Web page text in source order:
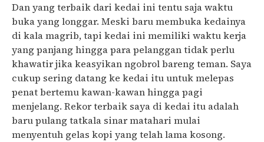
Dan yang terbaik dari kedai ini tentu saja waktu
buka yang longgar. Meski baru membuka kedainya
di kala magrib, tapi kedai ini memiliki waktu kerja
yang panjang hingga para pelanggan tidak perlu
khawatir jika keasyikan ngobrol bareng teman. Saya
cukup sering datang ke kedai itu untuk melepas
penat bertemu kawan-kawan hingga pagi
menjelang. Rekor terbaik saya di kedai itu adalah
baru pulang tatkala sinar matahari mulai
menyentuh gelas kopi yang telah lama kosong.